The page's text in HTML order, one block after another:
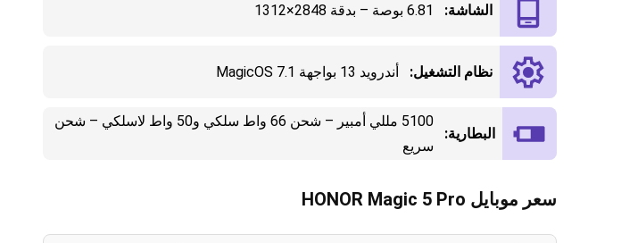
الشاشة: 6.81 بوصة – بدقة 2848×1312
نظام التشغيل: أندرويد 13 بواجهة MagicOS 7.1
البطارية:
5100 مللي أمبير – شحن 66 واط سلكي و50 واط لاسلكي – شحن
سريع
سعر موبايل HONOR Magic 5 Pro